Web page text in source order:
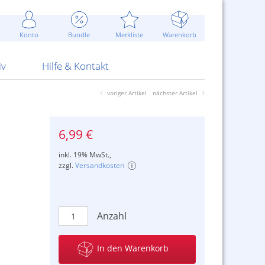
Konto Bundle Merkliste Warenkorb
Attrappen Blitzschnell...
Sommerpreise u.v.m.
ARS Pirotecnia
Hilfe & Kontakt
Kontaktformular
AGB
voriger Artikel nächster Artikel
6,99 €
inkl. 19% MwSt.,
zzgl.Versandkosten
Anzahl
In den Warenkorb